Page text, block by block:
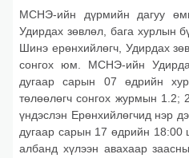
МСНЭ-ийн дүрмийн дагуу
Удирдах зөвлөл, бага хурлын
Шинэ ерөнхийлөгч, Удирдах
сонгох юм. МСНЭ-ийн
дугаар сарын 07 өдрийн
төлөөлөгч сонгох журмын 1.2;
үндэслэн Ерөнхийлөгчид нэр
дугаар сарын 17 өдрийн
албанд хүлээн авахаар